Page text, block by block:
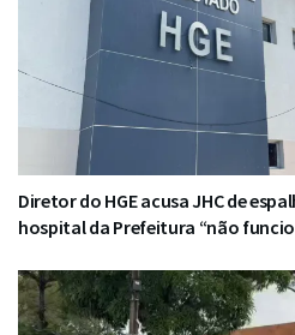
Diretor do HGE acusa JHC de
hospital da Prefeitura “não